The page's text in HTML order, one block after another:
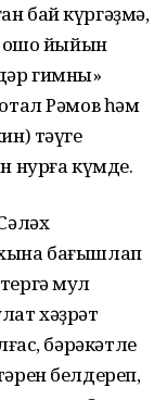
бай күргәҙмә,
ошо йыйын
гимны»
Рәмов һәм
тәүге
нурға күмде.
бағышлап
мул
хәҙрәт
бәрәкәтле
белдереп,